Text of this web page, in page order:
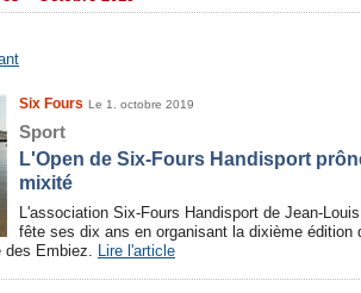
Six Fours Le 1. octobre 2019
Sport
L'Open de Six-Fours Handisport
mixité
L'association Six-Fours Handisport de Jean-
fête ses dix ans en organisant la dixième édition
des Embiez. Lire l'article